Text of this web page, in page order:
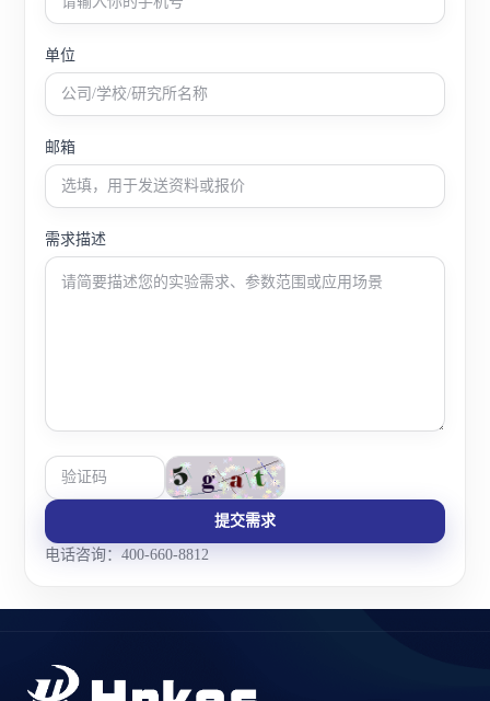
单位
邮箱
需求描述
提交需求
电话咨询：400-660-8812